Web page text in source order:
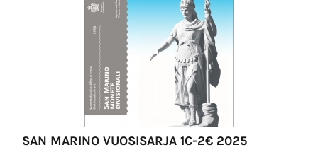
SAN MARINO VUOSISARJA 1C-2€ 2025